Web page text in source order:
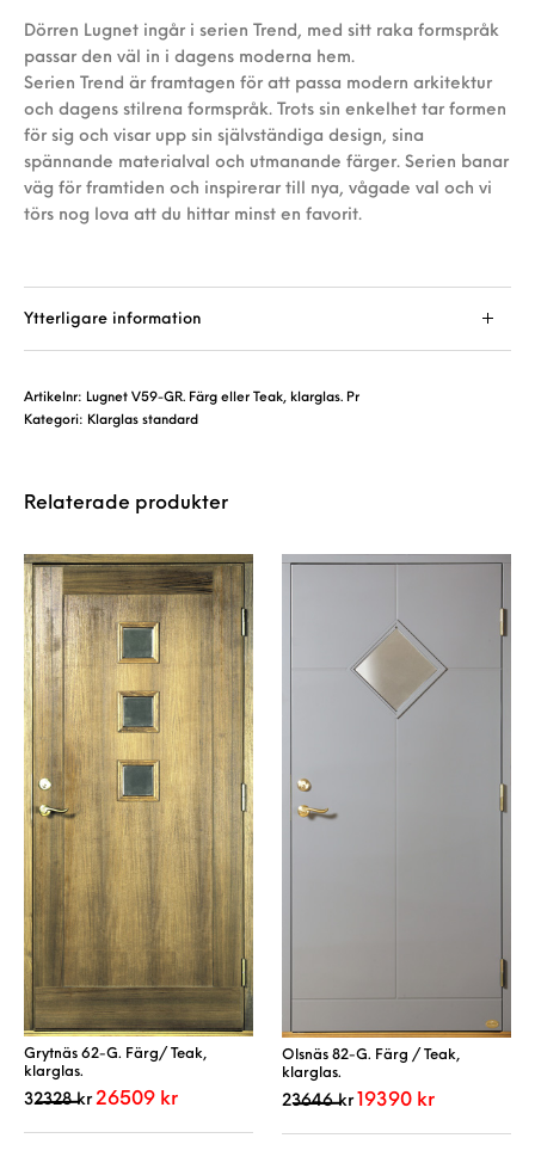
Dörren Lugnet ingår i serien Trend, med sitt raka formspråk
passar den väl in i dagens moderna hem.
Serien Trend är framtagen för att passa modern arkitektur
och dagens stilrena formspråk. Trots sin enkelhet tar formen
för sig och visar upp sin självständiga design, sina
spännande materialval och utmanande färger. Serien banar
väg för framtiden och inspirerar till nya, vågade val och vi
törs nog lova att du hittar minst en favorit.
Ytterligare information
Artikelnr: Lugnet V59-GR. Färg eller Teak, klarglas. Pr
Kategori: Klarglas standard
Relaterade produkter
Grytnäs 62-G. Färg/ Teak,
klarglas.
32328kr Det ursprungliga priset var: 32328 kr.
26509 krDet nuvarande priset är: 26509 kr.
Olsnäs 82-G. Färg / Teak,
klarglas.
23646kr Det ursprungliga priset
19390 krDet